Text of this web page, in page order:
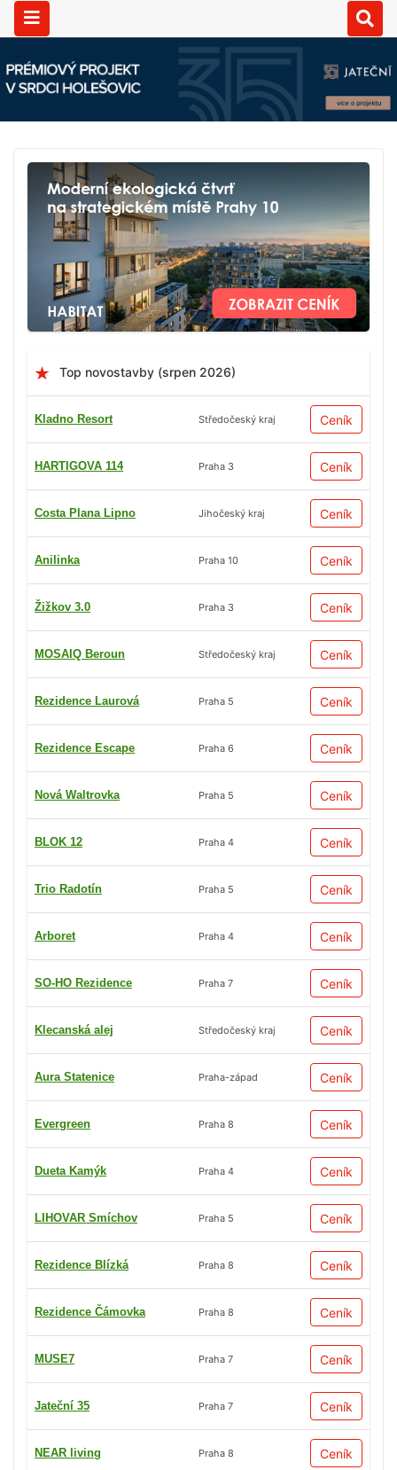
Top novostavby (srpen 2026)
Kladno Resort Středočeský kraj Ceník
HARTIGOVA 114 Praha 3 Ceník
Costa Plana Lipno Jihočeský kraj Ceník
Anilinka Praha 10 Ceník
Žižkov 3.0 Praha 3 Ceník
MOSAIQ Beroun Středočeský kraj Ceník
Rezidence Laurová Praha 5 Ceník
Rezidence Escape Praha 6 Ceník
Nová Waltrovka Praha 5 Ceník
BLOK 12 Praha 4 Ceník
Trio Radotín Praha 5 Ceník
Arboret Praha 4 Ceník
SO-HO Rezidence Praha 7 Ceník
Klecanská alej Středočeský kraj Ceník
Aura Statenice Praha-západ Ceník
Evergreen Praha 8 Ceník
Dueta Kamýk Praha 4 Ceník
LIHOVAR Smíchov Praha 5 Ceník
Rezidence Blízká Praha 8 Ceník
Rezidence Čámovka Praha 8 Ceník
MUSE7 Praha 7 Ceník
Jateční 35 Praha 7 Ceník
NEAR living Praha 8 Ceník